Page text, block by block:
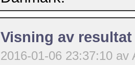
Visning av resultat
2016-01-06 23:37:10 av